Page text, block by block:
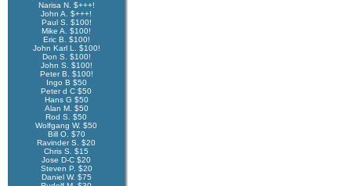
Narisa N. $+++!
John A. $+++!
Paul S. $100!
Mike A. $100!
Eric B. $100!
John Karl L. $100!
Don S. $100!
John S. $100!
Peter B. $100!
Ingo B $50
Peter d C $50
Hans G $50
Alan M. $50
Rod S. $50
Wolfgang W. $50
Bill O. $70
Ravinder S. $20
Chris S. $15
Jose D-C $20
Steven P. $20
Daniel W. $75